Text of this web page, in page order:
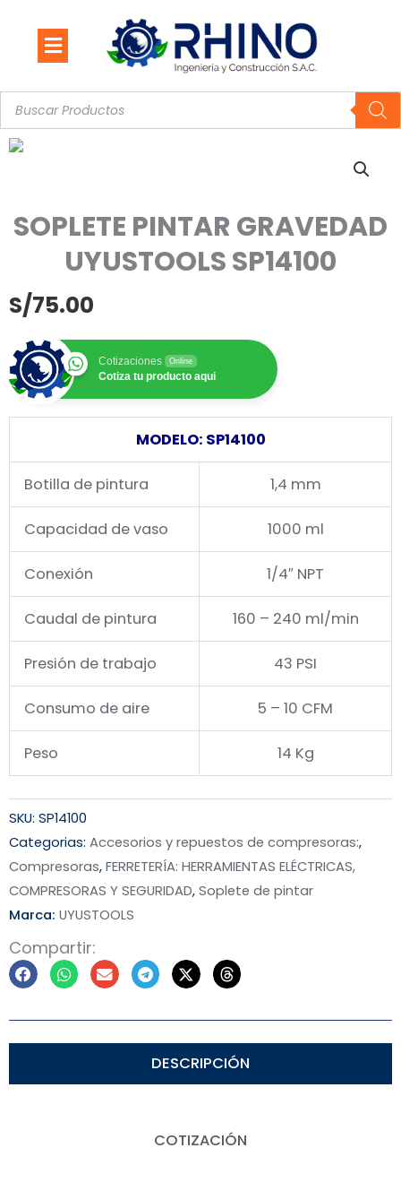
contenido
Búsqueda
de
productos
SOPLETE PINTAR GRAVEDAD
UYUSTOOLS SP14100
S/75.00
Cotizaciones Online
Cotiza tu producto aqui
MODELO: SP14100
Botilla de pintura 1,4 mm
Capacidad de vaso 1000 ml
Conexión 1/4″ NPT
Caudal de pintura 160 – 240 ml/min
Presión de trabajo 43 PSI
Consumo de aire 5 – 10 CFM
Peso 14 Kg
SKU: SP14100
Categorias: Accesorios y repuestos de compresoras:,
Compresoras,FERRETERÍA: HERRAMIENTAS ELÉCTRICAS,
COMPRESORAS Y SEGURIDAD,Soplete de pintar
Marca: UYUSTOOLS
Compartir:
DESCRIPCIÓN
COTIZACIÓN